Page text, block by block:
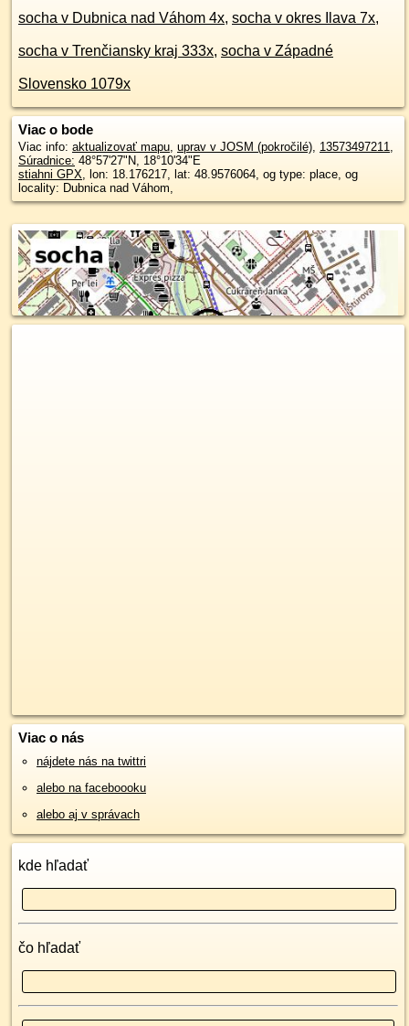
socha v Dubnica nad Váhom 4x, socha v okres Ilava 7x,
socha v Trenčiansky kraj 333x, socha v Západné
Slovensko 1079x
Viac o bode
Viac info: aktualizovať mapu, uprav v JOSM (pokročilé), 13573497211,
Súradnice: 48°57'27"N, 18°10'34"E
stiahni GPX, lon: 18.176217, lat: 48.9576064, og type: place, og
locality: Dubnica nad Váhom,
Viac o nás
nájdete nás na twittri
alebo na faceboooku
alebo aj v správach
kde hľadať
čo hľadať